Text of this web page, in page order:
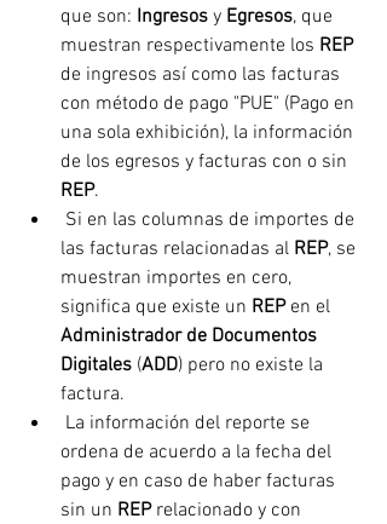
que son: Ingresos y Egresos, que
muestran respectivamente los REP
de ingresos así como las facturas
con método de pago "PUE" (Pago en
una sola exhibición), la información
de los egresos y facturas con o sin
REP.
las facturas relacionadas al REP, se
muestran importes en cero,
significa que existe un REP en el
Administrador de Documentos
Digitales (ADD) pero no existe la
factura.
ordena de acuerdo a la fecha del
pago y en caso de haber facturas
sin un REP relacionado y con